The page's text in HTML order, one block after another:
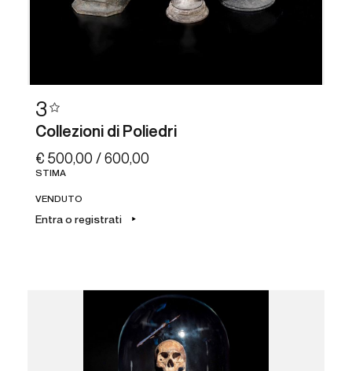
3
Collezioni di Poliedri
€ 500,00 / 600,00
STIMA
VENDUTO
Entra o registrati